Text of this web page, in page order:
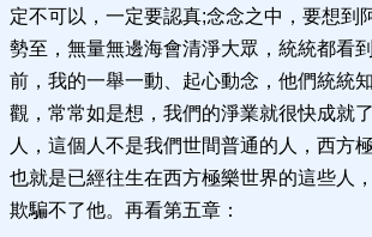
定不可以，一定要認真;念念之中，要想到
勢至，無量無邊海會清淨大眾，統統都看
前，我的一舉一動、起心動念，他們統統
觀，常常如是想，我們的淨業就很快成就
人，這個人不是我們世間普通的人，西方
也就是已經往生在西方極樂世界的這些人
欺騙不了他。再看第五章：